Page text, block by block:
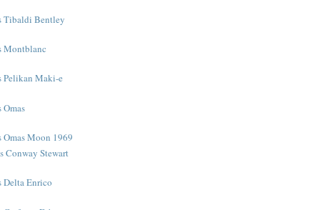
Tibaldi Bentley
Montblanc
Pelikan Maki-e
Omas Moon 1969
Conway Stewart
Delta Enrico